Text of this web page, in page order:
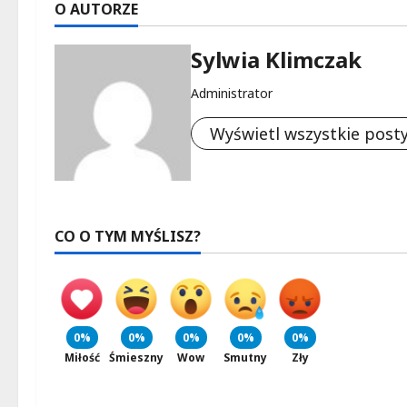
O AUTORZE
Sylwia Klimczak
Administrator
Wyświetl wszystkie
CO O TYM MYŚLISZ?
0%
Miłość
0%
Śmieszny
0%
Wow
0%
Smutny
0%
Zły